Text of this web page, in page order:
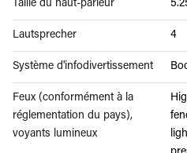
Taille du haut-parleur
Lautsprecher 4
Système d'infodivertissement
Feux (conformément à la
réglementation du pays),
voyants lumineux